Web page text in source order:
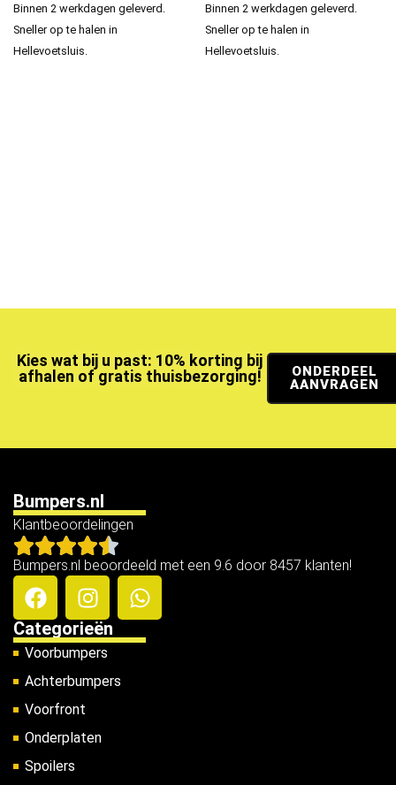
Binnen 2 werkdagen geleverd.
Sneller op te halen in
Hellevoetsluis.
Binnen 2 werkdagen geleverd.
Sneller op te halen in
Hellevoetsluis.
Kies wat bij u past: 10% korting bij
afhalen of gratis thuisbezorging!
ONDERDEEL
AANVRAGEN
Bumpers.nl
Klantbeoordelingen
Bumpers.nl beoordeeld met een 9.6 door 8457 klanten!
Categorieën
Voorbumpers
Achterbumpers
Voorfront
Onderplaten
Spoilers